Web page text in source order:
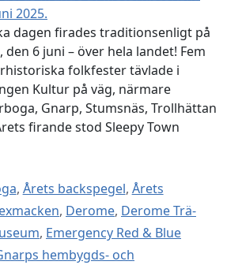
dagen firades traditionsenligt på
6 juni – över hela landet! Fem
folkfester tävlade i
Kultur på väg, närmare
Gnarp, Stumsnäs, Trollhättan
firande stod Sleepy Town
, Årets backspegel, Årets
, Derome, Derome Trä-
, Emergency Red & Blue
hembygds- och